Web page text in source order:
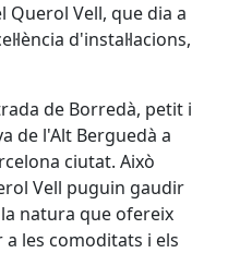
Querol Vell, que dia a
d'instal·lacions,
de Borredà, petit i
de l'Alt Berguedà a
ciutat. Això
Vell puguin gaudir
natura que ofereix
les comoditats i els